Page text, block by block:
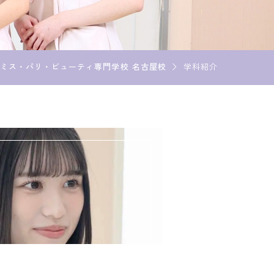
ミス・パリ・ビューティ専門学校 名古屋校 学科紹介LINE登録